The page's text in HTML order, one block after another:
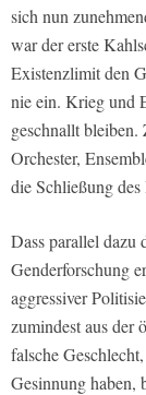
sich nun
war der erste
Existenzlimit den
nie ein. Krieg und
geschnallt bleiben.
Orchester,
die Schließung
Dass parallel
Genderforschung
aggressiver
zumindest aus der
falsche
Gesinnung haben,